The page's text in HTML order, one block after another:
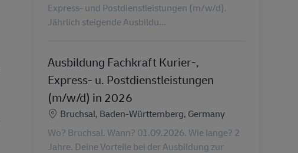
Express- und Postdienstleistungen (m/w/d).
Jährlich steigende Ausbildu...
Ausbildung Fachkraft Kurier-,
Express- u. Postdienstleistungen
(m/w/d) in 2026
Localização
Bruchsal, Baden-Württemberg, Germany
Wo? Bruchsal. Wann? 01.09.2026. Wie lange? 2
Jahre. Deine Vorteile bei der Ausbildung zur